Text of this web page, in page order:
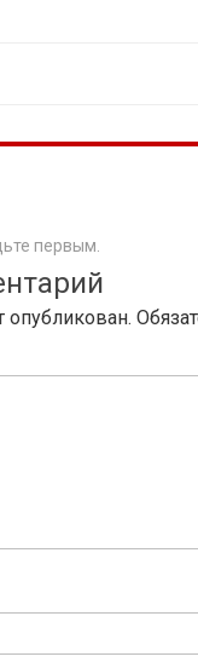
первым.
опубликован.